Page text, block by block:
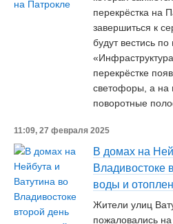
перекрёстка на
завершиться к
будут вестись по
перекрёстке
светофоры, а на
поворотные
11:09, 27 февраля 2025
В домах на
Владивостоке
воды и
Жители улиц
пожаловались на